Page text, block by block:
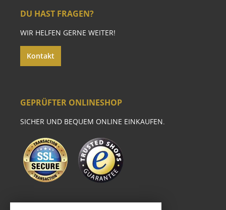
DU HAST FRAGEN?
WIR HELFEN GERNE WEITER!
Kontakt
GEPRÜFTER ONLINESHOP
SICHER UND BEQUEM ONLINE EINKAUFEN.